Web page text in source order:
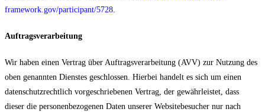
framework.gov/participant/5728
Auftragsverarbeitung
Wir haben einen Vertrag über Auftragsverarbeitung (AVV) zur Nutzung des
oben genannten Dienstes geschlossen. Hierbei handelt es sich um einen
datenschutzrechtlich vorgeschriebenen Vertrag, der gewährleistet, dass
dieser die personenbezogenen Daten unserer Websitebesucher nur nach